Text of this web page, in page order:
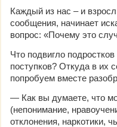
Каждый из нас – и
сообщения, начинает
вопрос: «Почему это
Что подвигло
поступков? Откуда в их
попробуем вместе
— Как вы думаете, что
(непонимание,
отклонения, наркотики,